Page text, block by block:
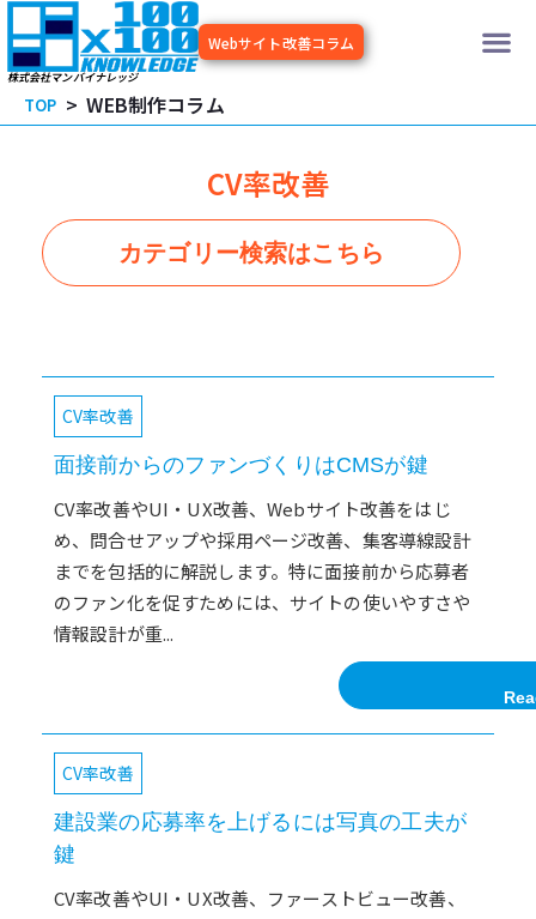
内
容
を
ス
キッ
株式会社マンバイナレッジ
Webサイト改善コラム
メ
ュ
TOP WEB制作コラム
CV率改善
カテゴリー検索はこちら
CV率改善
面接前からのファンづくりはCMSが鍵
CV率改善やUI・UX改善、Webサイト改善をはじ
め、問合せアップや採用ページ改善、集客導線設計
までを包括的に解説します。特に面接前から応募者
のファン化を促すためには、サイトの使いやすさや
情報設計が重...
CV率改善
建設業の応募率を上げるには写真の工夫が
鍵
CV率改善やUI・UX改善、ファーストビュー改善、